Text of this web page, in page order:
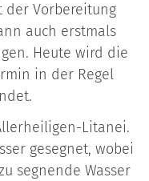
der Vorbereitung
auch erstmals
Heute wird die
in der Regel
Litanei.
gesegnet, wobei
segnende Wasser